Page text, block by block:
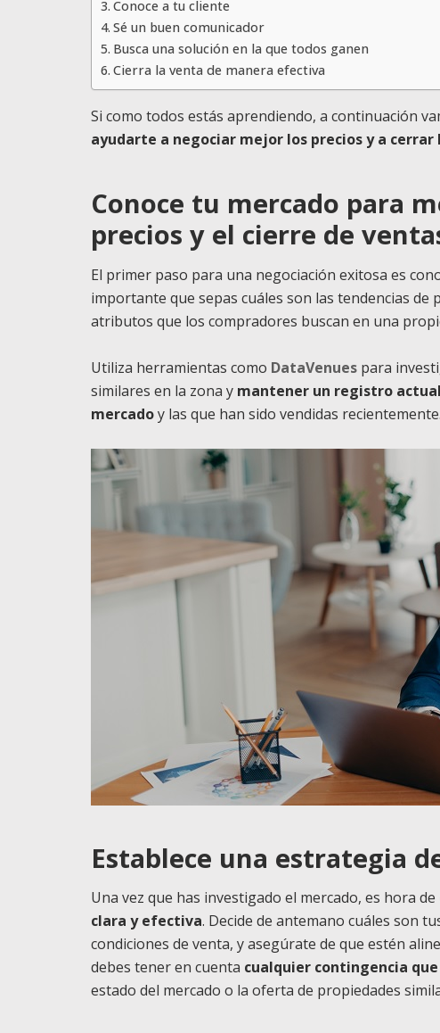
Conoce a tu cliente
Sé un buen comunicador
Busca una solución en la que todos ganen
Cierra la venta de manera efectiva
Si como todos estás aprendiendo, a continuación
ayudarte a negociar mejor los precios y a cerrar
Conoce tu mercado para
precios y el cierre de
El primer paso para una negociación exitosa es
importante que sepas cuáles son las tendencias de
atributos que los compradores buscan en una
Utiliza herramientas como DataVenues para
similares en la zona y mantener un registro
mercadoy las que han sido vendidas recientemente.
Establece una estrategia
Una vez que has investigado el mercado, es hora de
clara y efectiva. Decide de antemano cuáles son
condiciones de venta, y asegúrate de que estén
debes tener en cuenta cualquier contingencia
estado del mercado o la oferta de propiedades